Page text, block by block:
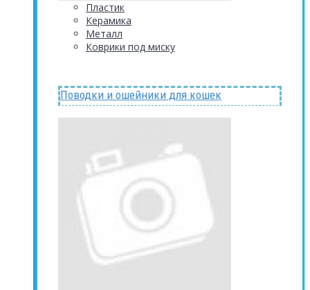
Пластик
Керамика
Металл
Коврики под миску
Поводки и ошейники для кошек